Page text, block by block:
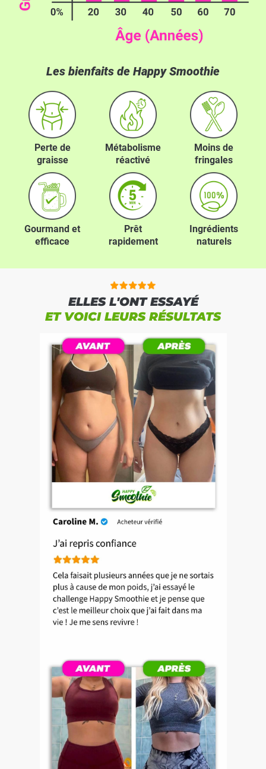
Les bienfaits de Happy Smoothie
Perte de
graisse
Métabolisme
réactivé
Moins de
fringales
Gourmand et
efficace
Prêt
rapidement
Ingrédients
naturels
ELLES L'ONT ESSAYÉ
ET VOICI LEURS RÉSULTATS